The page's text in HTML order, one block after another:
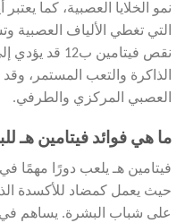
نمو الخلايا العصبية، كما
التي تغطي الألياف العصبية
نقص فيتامين
الذاكرة والتعب المستمر،
العصبي المركزي والطرفي.
ما هي فوائد فيتامين هـ
فيتامين هـ يلعب دورًا مهمًا
حيث يعمل كمضاد للأكسدة
على شباب البشرة. يساهم